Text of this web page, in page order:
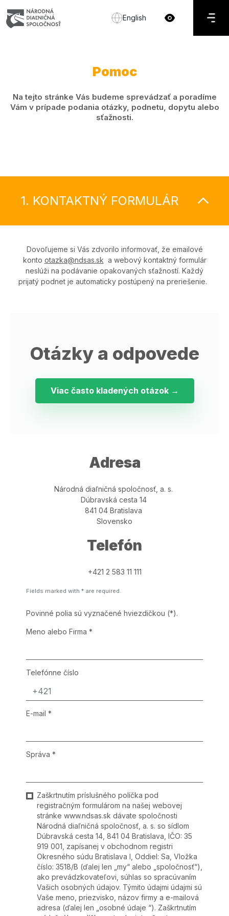
English
Pomoc
Na tejto stránke Vás budeme sprevádzať a poradíme
Vám v prípade podania otázky, podnetu, dopytu alebo
sťažnosti.
1. KONTAKTNÝ FORMULÁR
Dovoľujeme si Vás zdvorilo informovať, že emailové
konto otazka@ndsas.sk a webový kontaktný formulár
neslúži na podávanie opakovaných sťažností. Každý
prijatý podnet je automaticky postúpený na preriešenie.
Otázky a odpovede
Viac často kladených otázok →
Adresa
Národná diaľničná spoločnosť, a. s.
Dúbravská cesta 14
841 04 Bratislava
Slovensko
Telefón
+421 2 583 11 111
Fields marked with * are required.
Povinné polia sú vyznačené hviezdičkou (*).
Meno alebo Firma*
Telefónne číslo
E-mail*
Správa*
Zaškrtnutím príslušného políčka pod
registračným formulárom na našej webovej
stránke www.ndsas.sk dávate spoločnosti
Národná diaľničná spoločnosť, a. s. so sídlom
Dúbravská cesta 14, 841 04 Bratislava, IČO: 35
919 001, zapísanej v obchodnom registri
Okresného súdu Bratislava I, Oddiel: Sa, Vložka
číslo: 3518/B (ďalej len „my“ alebo „spoločnosť“),
ako prevádzkovateľovi, súhlas so spracúvaním
Vašich osobných údajov. Týmito údajmi údajmi sú
Vaše meno, priezvisko, názov firmy a e-mailová
adresa (ďalej len „osobné údaje “). Zaškrtnutím